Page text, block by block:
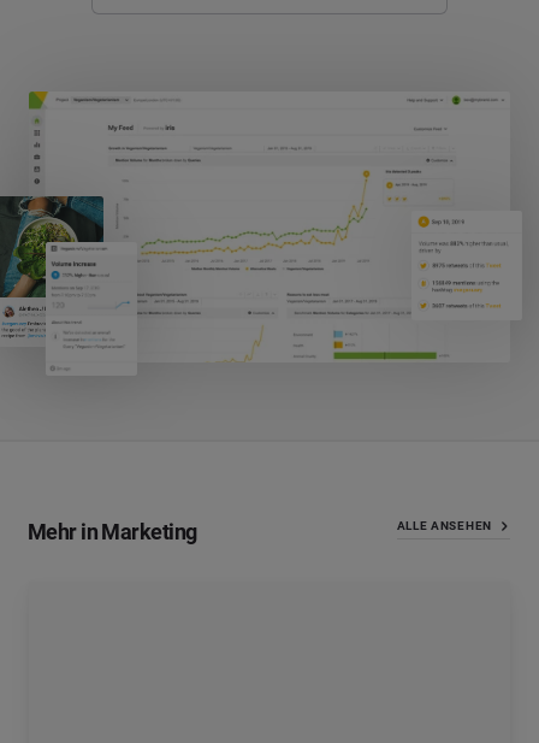
Mehr in Marketing ALLE ANSEHEN